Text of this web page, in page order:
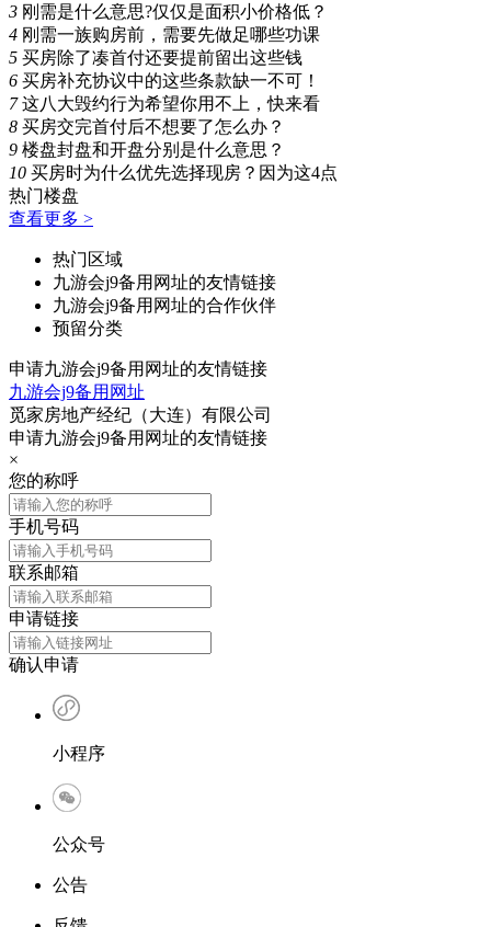
3 刚需是什么意思?仅仅是面积小价格低？
4 刚需一族购房前，需要先做足哪些功课
5 买房除了凑首付还要提前留出这些钱
6 买房补充协议中的这些条款缺一不可！
7 这八大毁约行为希望你用不上，快来看
8 买房交完首付后不想要了怎么办？
9 楼盘封盘和开盘分别是什么意思？
10 买房时为什么优先选择现房？因为这4点
热门楼盘
查看更多 >
热门区域
九游会j9备用网址的友情链接
九游会j9备用网址的合作伙伴
预留分类
申请九游会j9备用网址的友情链接
九游会j9备用网址
觅家房地产经纪（大连）有限公司
申请九游会j9备用网址的友情链接
×
您的称呼
手机号码
联系邮箱
申请链接
确认申请
小程序
公众号
公告